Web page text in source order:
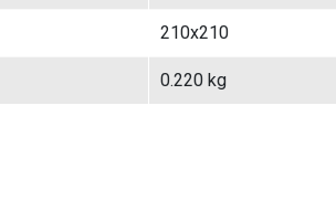
210x210
0.220 kg